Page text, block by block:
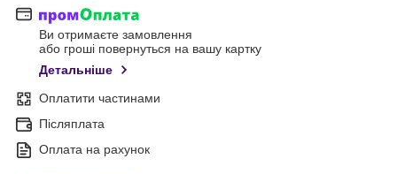
Ви отримаєте замовлення
або гроші повернуться на вашу картку
Детальніше
Оплатити частинами
Післяплата
Оплата на рахунок